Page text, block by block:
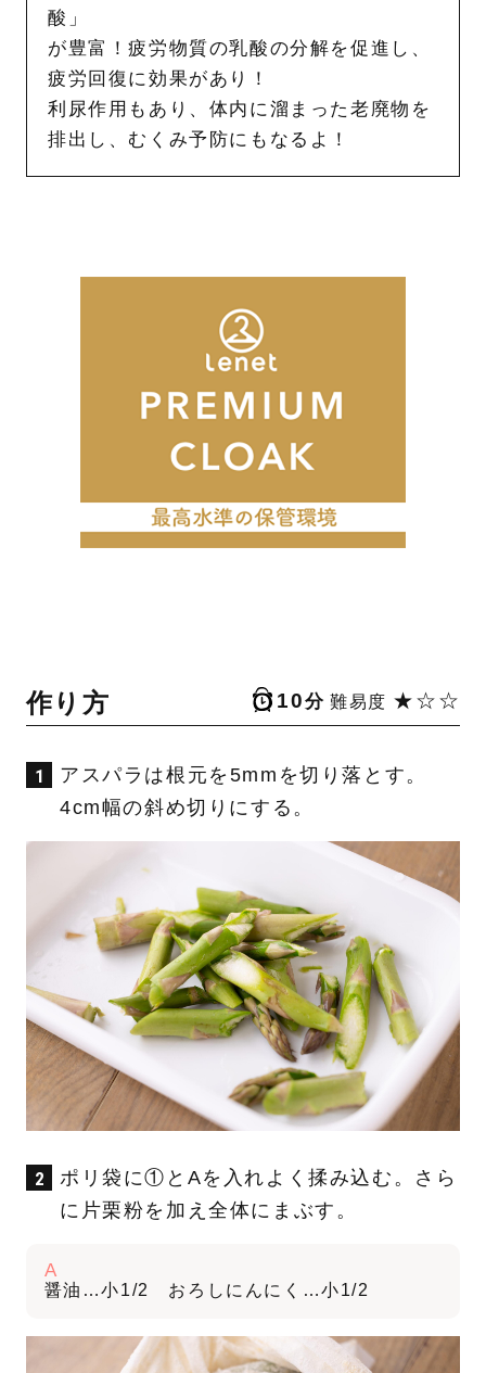
酸」
が豊富！疲労物質の乳酸の分解を促進し、
疲労回復に効果があり！
利尿作用もあり、体内に溜まった老廃物を
排出し、むくみ予防にもなるよ！
作り方 10分 難易度 ★☆☆
アスパラは根元を5mmを切り落とす。
4cm幅の斜め切りにする。
ポリ袋に①とAを入れよく揉み込む。さら
に片栗粉を加え全体にまぶす。
A
醤油…小1/2 おろしにんにく…小1/2